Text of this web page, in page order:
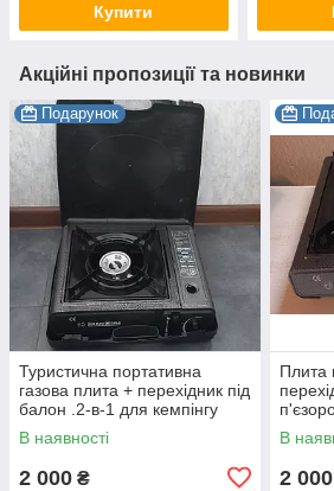
Купити
Акційні пропозиції та новинки
Подарунок
Туристична портативна
газова плита + перехідник під
балон .2-в-1 для кемпінгу
В наявності
2 000 ₴
Плита
BDZ-
В
2 000